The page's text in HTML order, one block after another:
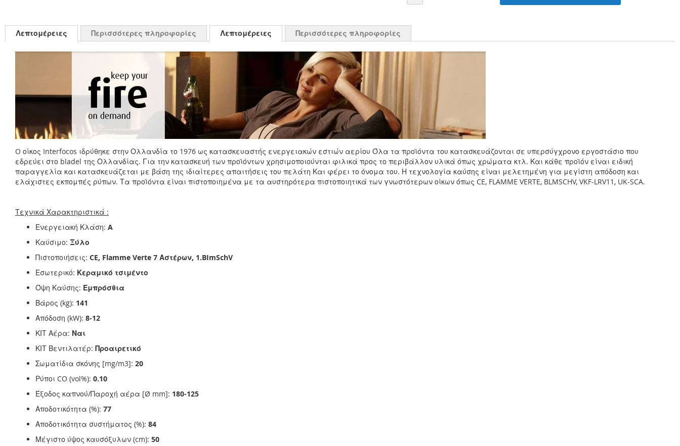
Λεπτομέρειες Περισσότερες πληροφορίες Λεπτομέρειες
O οίκος Interfocos ιδρύθηκε στην Ολλανδία το 1976 ως κατασκευαστής ενεργειακών εστιών αερίου Όλα τα προϊόντα του κατασκευάζονται σε υπερσύγχρονο εργοστάσιο που
εδρεύει στο bladel της Ολλανδίας. Για την κατασκευή των προϊόντων χρησιμοποιούνται φιλικά προς το περιβάλλον υλικά όπως χρώματα κτλ. Και κάθε προϊόν είναι ειδική
παραγγελία και κατασκευάζεται με βάση της ιδιαίτερες απαιτήσεις του πελάτη Και φέρει το όνομα του. Η τεχνολογία καύσης είναι μελετημένη για μεγίστη απόδοση και
ελάχιστες εκπομπές ρύπων. Τα προϊόντα είναι πιστοποιημένα με τα αυστηρότερα πιστοποιητικά των γνωστότερων οίκων όπως CE, FLAMME VERTE, BLMSCHV, VKF-LRV11, UK-SCA.
Τεχνικά Χαρακτηριστικά :
Ενεργειακή Κλάση: A
Καύσιμο: Ξύλο
Πιστοποιήσεις: CE, Flamme Verte 7 Αστέρων, 1.BImSchV
Εσωτερικό: Κεραμικό τσιμέντο
Όψη Καύσης: Εμπρόσθια
Βάρος (kg): 141
Απόδοση (kW): 8-12
ΚΙΤ Αέρα: Ναι
ΚΙΤ Βεντιλατέρ: Προαιρετικό
Σωματίδια σκόνης [mg/m3]: 20
Ρύποι CO (vol%): 0.10
Έξοδος καπνού/Παροχή αέρα [Ø mm]: 180-125
Αποδοτικότητα (%): 77
Αποδοτικότητα συστήματος (%): 84
Μέγιστο ύψος καυσόξυλων (cm): 50
Περισσότερες πληροφορίες